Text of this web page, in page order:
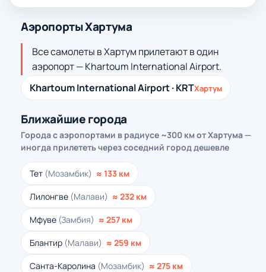
Аэропорты Хартума
Все самолеты в Хартум прилетают в один
аэропорт — Khartoum International Airport.
Khartoum International Airport · KRTХартум
Ближайшие города
Города с аэропортами в радиусе ~300 км от Хартума —
иногда прилететь через соседний город дешевле
Тет (Мозамбик) ≈ 133 км
Лилонгве (Малави) ≈ 232 км
Мфуве (Замбия) ≈ 257 км
Блантир (Малави) ≈ 259 км
Санта-Каролина (Мозамбик) ≈ 275 км